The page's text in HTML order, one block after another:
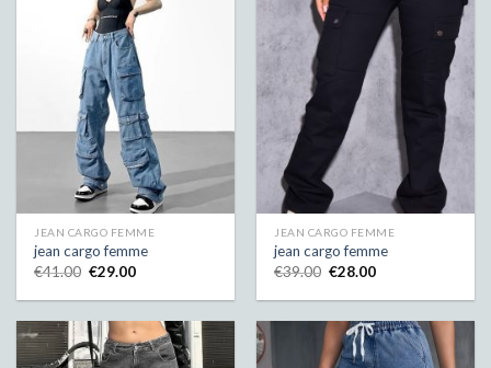
JEAN CARGO FEMME
jean cargo femme
€41.00 €29.00
JEAN CARGO FEMME
jean cargo femme
€39.00 €28.00